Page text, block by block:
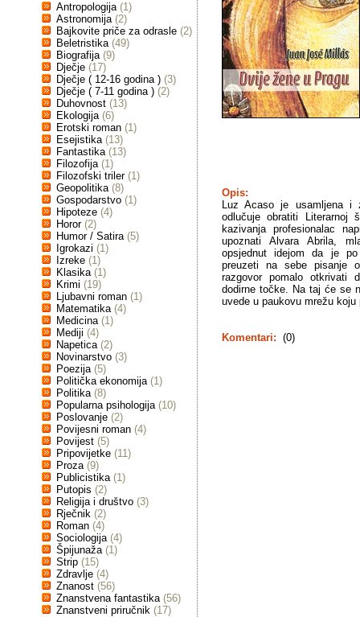
Antropologija (1)
Astronomija (2)
Bajkovite priče za odrasle (2)
Beletristika (49)
Biografija (9)
Dječje (17)
Dječje ( 12-16 godina ) (3)
Dječje ( 7-11 godina ) (2)
Duhovnost (13)
Ekologija (6)
Erotski roman (1)
Esejistika (13)
Fantastika (13)
Filozofija (1)
Filozofski triler (1)
Geopolitika (8)
Gospodarstvo (1)
Hipoteze (4)
Horor (2)
Humor / Satira (5)
Igrokazi (1)
Izreke (1)
Klasika (1)
Krimi (19)
Ljubavni roman (1)
Matematika (4)
Medicina (1)
Mediji (4)
Napetica (2)
Novinarstvo (3)
Poezija (5)
Politička ekonomija (1)
Politika (8)
Popularna psihologija (10)
Poslovanje (2)
Povijesni roman (4)
Povijest (5)
Pripovijetke (11)
Proza (9)
Publicistika (1)
Putopis (2)
Religija i društvo (3)
Rječnik (2)
Roman (4)
Sociologija (4)
Špijunaža (1)
Strip (15)
Zdravlje (4)
Znanost (56)
Znanstvena fantastika (56)
Znanstveni priručnik (17)
Opis:
Luz Acaso je usamljena i
odlučuje obratiti Literarnoj
kazivanja profesionalac
upoznati Alvara Abrila,
opsjednut idejom da je
preuzeti na sebe pisanje
razgovor pomalo otkrivati
dodirne točke. Na taj će se
uvede u paukovu mrežu
Komentari: (0)